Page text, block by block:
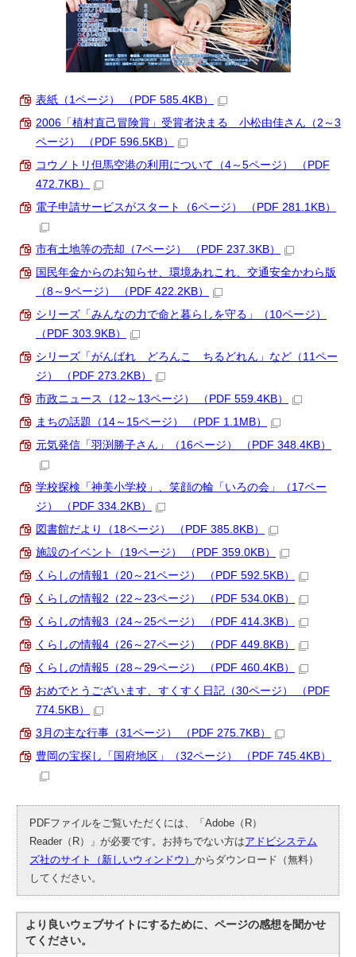
表紙（1ページ） （PDF 585.4KB）
2006「植村直己冒険賞」受賞者決まる 小松由佳さん（2～3
ページ） （PDF 596.5KB）
コウノトリ但馬空港の利用について（4～5ページ） （PDF
472.7KB）
電子申請サービスがスタート（6ページ） （PDF 281.1KB）
市有土地等の売却（7ページ） （PDF 237.3KB）
国民年金からのお知らせ、環境あれこれ、交通安全かわら版
（8～9ページ） （PDF 422.2KB）
シリーズ「みんなの力で命と暮らしを守る」（10ページ）
（PDF 303.9KB）
シリーズ「がんばれ どろんこ ちるどれん」など（11ペー
ジ） （PDF 273.2KB）
市政ニュース（12～13ページ） （PDF 559.4KB）
まちの話題（14～15ページ） （PDF 1.1MB）
元気発信「羽渕勝子さん」（16ページ） （PDF 348.4KB）
学校探検「神美小学校」、笑顔の輪「いろの会」（17ペー
ジ） （PDF 334.2KB）
図書館だより（18ページ） （PDF 385.8KB）
施設のイベント（19ページ） （PDF 359.0KB）
くらしの情報1（20～21ページ） （PDF 592.5KB）
くらしの情報2（22～23ページ） （PDF 534.0KB）
くらしの情報3（24～25ページ） （PDF 414.3KB）
くらしの情報4（26～27ページ） （PDF 449.8KB）
くらしの情報5（28～29ページ） （PDF 460.4KB）
おめでとうございます、すくすく日記（30ページ） （PDF
774.5KB）
3月の主な行事（31ページ） （PDF 275.7KB）
豊岡の宝探し「国府地区」（32ページ） （PDF 745.4KB）
PDFファイルをご覧いただくには、「Adobe（R）
Reader（R）」が必要です。お持ちでない方はアドビシステム
ズ社のサイト（新しいウィンドウ）からダウンロード（無料）
してください。
より良いウェブサイトにするために、ページの感想を聞かせ
てください。